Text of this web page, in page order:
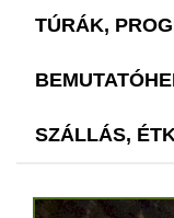
TÚRÁK,
SZÁLLÁS,